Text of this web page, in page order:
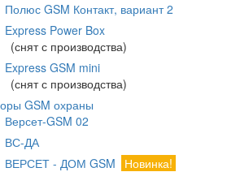
Полюс GSM Контакт, вариант 2
Express Power Box
(снят с производства)
Express GSM mini
(снят с производства)
GSM охраны
Версет-GSM 02
ВС-ДА
ВЕРСЕТ - ДОМ GSM
Новинка!